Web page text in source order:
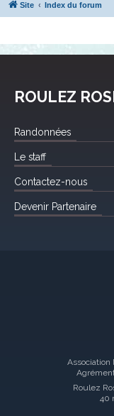
Site Index du forum
ROULEZ
Randonnées
Le staff
Contactez-nous
Devenir Partenaire
Association
Roulez
40